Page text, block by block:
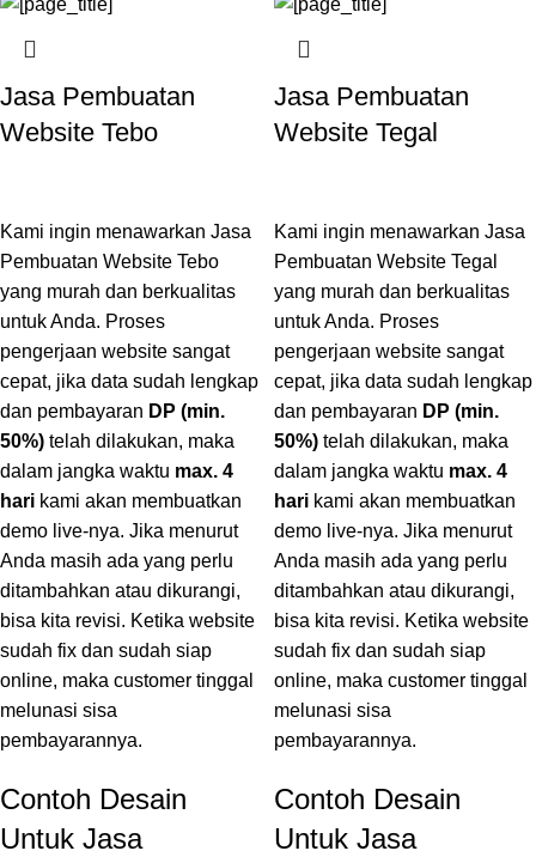
Jasa Pembuatan
Website Tebo
Kami ingin menawarkan Jasa
Pembuatan Website Tebo
yang murah dan berkualitas
untuk Anda. Proses
pengerjaan website sangat
cepat, jika data sudah lengkap
dan pembayaran DP (min.
50%) telah dilakukan, maka
dalam jangka waktu max. 4
hari kami akan membuatkan
demo live-nya. Jika menurut
Anda masih ada yang perlu
ditambahkan atau dikurangi,
bisa kita revisi. Ketika website
sudah fix dan sudah siap
online, maka customer tinggal
melunasi sisa
pembayarannya.
Contoh Desain
Untuk Jasa
Jasa Pembuatan
Website Tegal
Kami ingin menawarkan Jasa
Pembuatan Website Tegal
yang murah dan berkualitas
untuk Anda. Proses
pengerjaan website sangat
cepat, jika data sudah lengkap
dan pembayaran DP (min.
50%) telah dilakukan, maka
dalam jangka waktu max. 4
hari kami akan membuatkan
demo live-nya. Jika menurut
Anda masih ada yang perlu
ditambahkan atau dikurangi,
bisa kita revisi. Ketika website
sudah fix dan sudah siap
online, maka customer tinggal
melunasi sisa
pembayarannya.
Contoh Desain
Untuk Jasa